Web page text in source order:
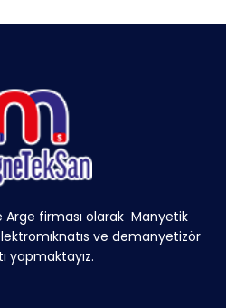
Arge firması olarak Manyetik
ve demanyetizör
yapmaktayız.